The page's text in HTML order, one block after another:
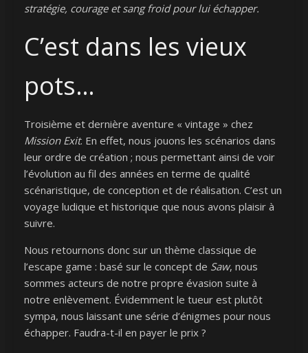
stratégie, courage et sang froid pour lui échapper.
C’est dans les vieux
pots…
Troisième et dernière aventure « vintage » chez
Mission Exit. En effet, nous jouons les scénarios dans
leur ordre de création ; nous permettant ainsi de voir
l’évolution au fil des années en terme de qualité
scénaristique, de conception et de réalisation. C’est un
voyage ludique et historique que nous avons plaisir à
suivre.
Nous retournons donc sur un thème classique de
l’escape game : basé sur le concept de Saw, nous
sommes acteurs de notre propre évasion suite à
notre enlèvement. Évidemment le tueur est plutôt
sympa, nous laissant une série d’énigmes pour nous
échapper. Faudra-t-il en payer le prix ?